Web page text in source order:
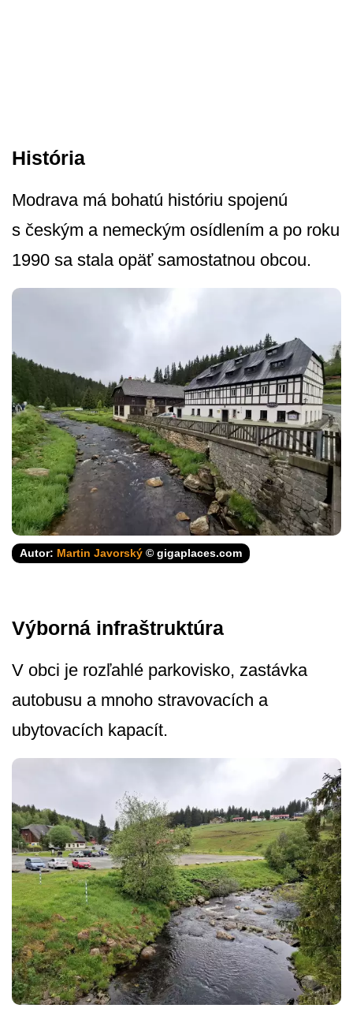
História
Modrava má bohatú históriu spojenú
s českým a nemeckým osídlením a po roku
1990 sa stala opäť samostatnou obcou.
Autor: Martin Javorský © gigaplaces.com
Výborná infraštruktúra
V obci je rozľahlé parkovisko, zastávka
autobusu a mnoho stravovacích a
ubytovacích kapacít.